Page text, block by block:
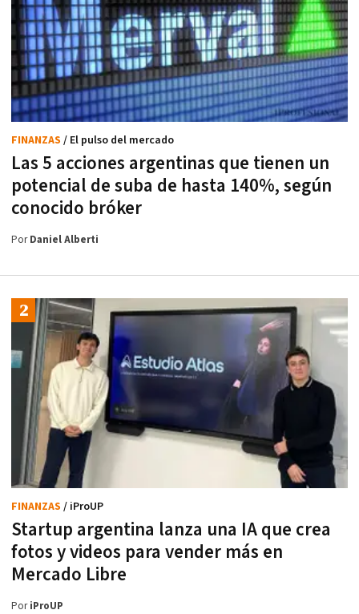
Las 5 acciones argentinas que tienen un
potencial de suba de hasta 140%, según
conocido bróker
FINANZAS / El pulso del mercado
PorDaniel Alberti
Startup argentina lanza una IA que crea
fotos y videos para vender más en
Mercado Libre
FINANZAS / iProUP
PoriProUP